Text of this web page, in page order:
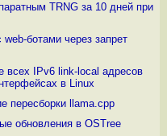
TRNG за 10 дней при
web-ботами через запрет
всех IPv6 link-local адресов
в Linux
пересборки llama.cpp
обновления в OSTree